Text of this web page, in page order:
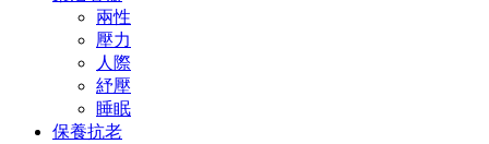
兩性
壓力
人際
紓壓
睡眠
保養抗老